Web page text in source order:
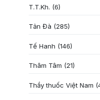
T.T.Kh. (6)
Tản Đà (285)
Tế Hanh (146)
Thâm Tâm (21)
Thầy thuốc Việt Nam